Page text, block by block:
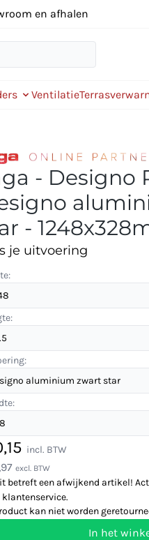
en afhalen
Ventilatie
- Designo
-
je uitvoering
incl. BTW
excl. BTW
betreft een afwijkend artikel!
klantenservice.
kan niet worden
In het